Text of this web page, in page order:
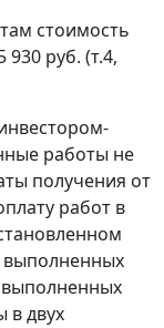
стоимость
930 руб. (т.4,
работы не
получения от
работ в
выполненных
выполненных
в двух